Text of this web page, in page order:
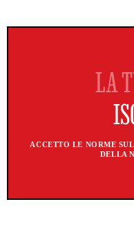
ACCETTO LE NORME
DELLA